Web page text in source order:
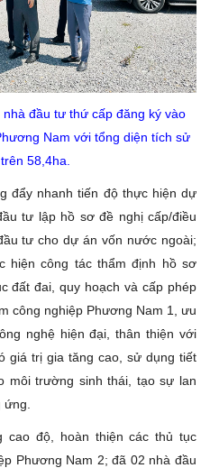
đầu tư thứ cấp đăng ký vào
Nam với tổng diện tích sử
58,4ha.
đẩy nhanh tiến độ thực hiện dự
tư lập hồ sơ đề nghị cấp/điều
tư cho dự án vốn nước ngoài;
hiện công tác thẩm định hồ sơ
đất đai, quy hoạch và cấp phép
công nghiệp Phương Nam 1, ưu
nghệ hiện đại, thân thiện với
giá trị gia tăng cao, sử dụng tiết
môi trường sinh thái, tạo sự lan
cao độ, hoàn thiện các thủ tục
Phương Nam 2; đã 02 nhà đầu